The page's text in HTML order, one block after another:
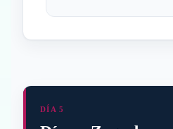
DÍA 5